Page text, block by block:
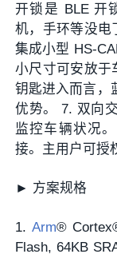
开锁是 BLE 开
机，手环等没电
集成小型 HS-
小尺寸可安放于
钥匙进入而言，
优势。 7. 双向
监控车辆状况
接。主用户可授
► 方案规格
1. Arm®
Flash, 64KB